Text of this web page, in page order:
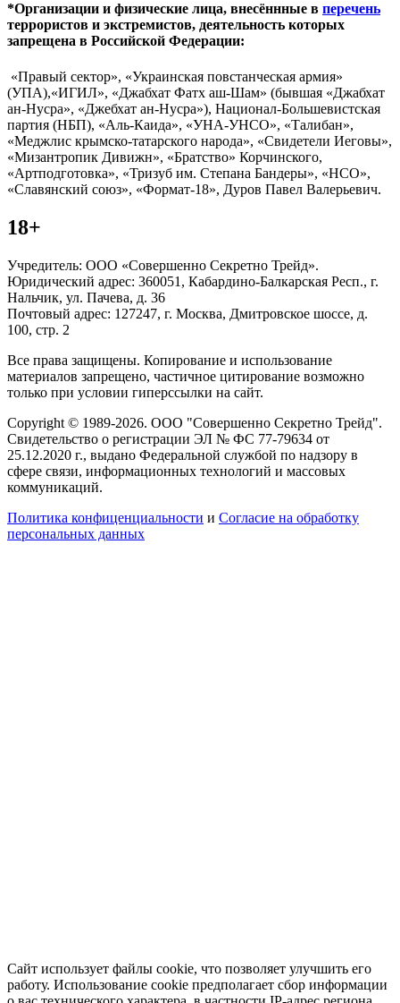
*Организации и физические лица, внесённные в перечень
террористов и экстремистов, деятельность которых
запрещена в Российской Федерации:
«Правый сектор», «Украинская повстанческая армия»
(УПА),«ИГИЛ», «Джабхат Фатх аш-Шам» (бывшая «Джабхат
ан-Нусра», «Джебхат ан-Нусра»), Национал-Большевистская
партия (НБП), «Аль-Каида», «УНА-УНСО», «Талибан»,
«Меджлис крымско-татарского народа», «Свидетели Иеговы»,
«Мизантропик Дивижн», «Братство» Корчинского,
«Артподготовка», «Тризуб им. Степана Бандеры», «НСО»,
«Славянский союз», «Формат-18», Дуров Павел Валерьевич.
18+
Учредитель: ООО «Совершенно Секретно Трейд».
Юридический адрес: 360051, Кабардино-Балкарская Респ., г.
Нальчик, ул. Пачева, д. 36
Почтовый адрес: 127247, г. Москва, Дмитровское шоссе, д.
100, стр. 2
Все права защищены. Копирование и использование
материалов запрещено, частичное цитирование возможно
только при условии гиперссылки на сайт.
Copyright © 1989-2026. ООО "Совершенно Секретно Трейд".
Свидетельство о регистрации ЭЛ № ФС 77-79634 от
25.12.2020 г., выдано Федеральной службой по надзору в
сфере связи, информационных технологий и массовых
коммуникаций.
Политика конфиценциальности и Согласие на обработку
персональных данных
Сайт использует файлы cookie, что позволяет улучшить его
работу. Использование cookie предполагает сбор информации